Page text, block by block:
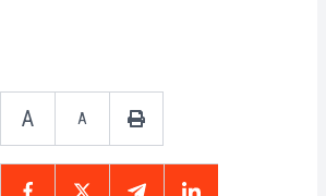
A A